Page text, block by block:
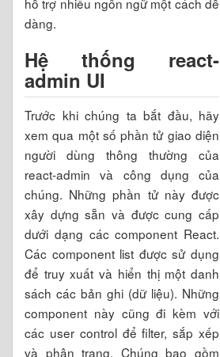
dàng.
Hệ thống react-
admin UI
Trước khi chúng ta bắt đầu, hãy
xem qua một số phần tử giao diện
người dùng thông thường của
react-admin và công dụng của
chúng. Những phần tử này được
xây dựng sẵn và được cung cấp
dưới dạng các component React.
Các component list được sử dụng
để truy xuất và hiển thị một danh
sách các bản ghi (dữ liệu). Những
component này cũng đi kèm với
các user control để filter, sắp xếp
và phân trang. Chúng bao gồm